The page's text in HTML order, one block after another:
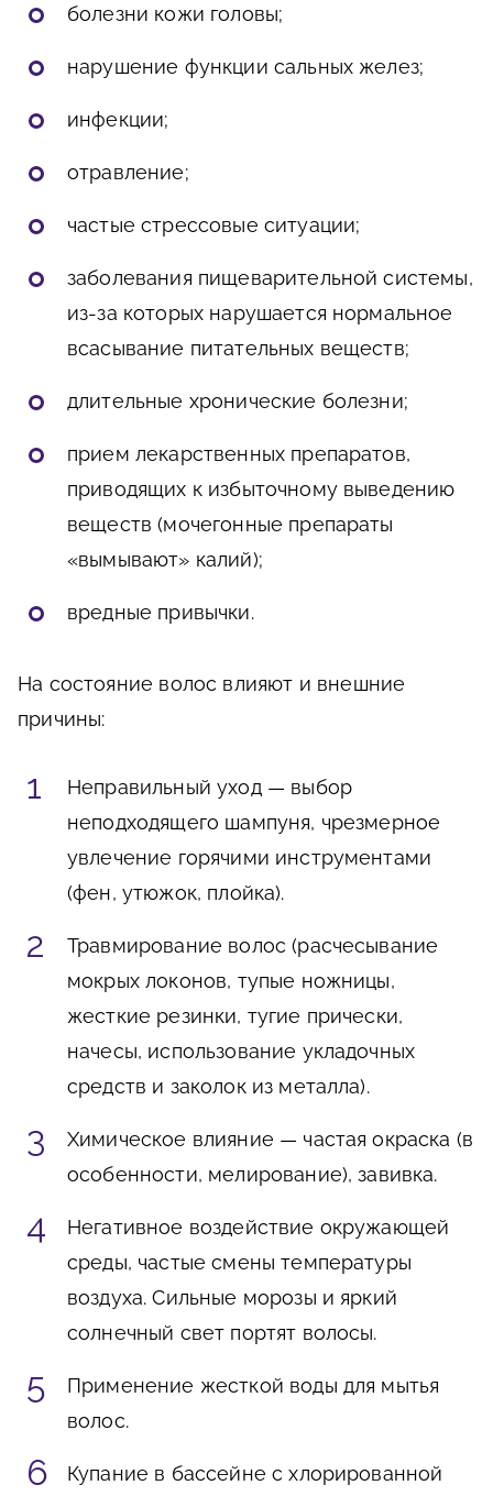
болезни кожи головы;
нарушение функции сальных желез;
инфекции;
отравление;
частые стрессовые ситуации;
заболевания пищеварительной системы,
из-за которых нарушается нормальное
всасывание питательных веществ;
длительные хронические болезни;
прием лекарственных препаратов,
приводящих к избыточному выведению
веществ (мочегонные препараты
«вымывают» калий);
вредные привычки.
На состояние волос влияют и внешние
причины:
Неправильный уход — выбор
неподходящего шампуня, чрезмерное
увлечение горячими инструментами
(фен, утюжок, плойка).
Травмирование волос (расчесывание
мокрых локонов, тупые ножницы,
жесткие резинки, тугие прически,
начесы, использование укладочных
средств и заколок из металла).
Химическое влияние — частая окраска (в
особенности, мелирование), завивка.
Негативное воздействие окружающей
среды, частые смены температуры
воздуха. Сильные морозы и яркий
солнечный свет портят волосы.
Применение жесткой воды для мытья
волос.
Купание в бассейне с хлорированной